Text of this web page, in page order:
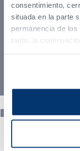
consentimiento,
situada en la parte
permanencia de
tanto, la
todas; si, por el
autónoma las
personalizar. Si
Acconsento al
visione dellaPrivacy